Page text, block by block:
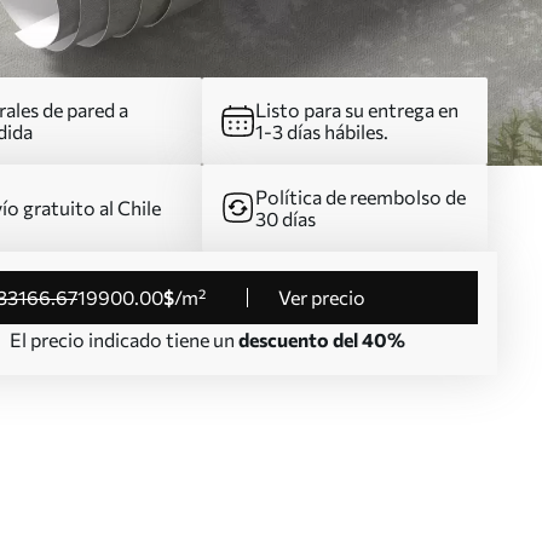
de pared a
Listo para su entrega en
1-3 días hábiles.
gratuito al Chile
Política de reembolso de
30 días
.6719900.00$/m²
Ver precio
El precio indicado tiene un descuento del 40%